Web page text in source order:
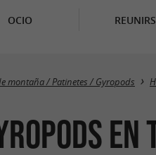
OCIO
montaña / Patinetes / Gyropods
en